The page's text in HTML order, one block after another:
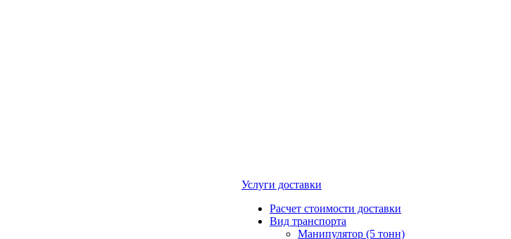
Услуги доставки
Расчет стоимости доставки
Вид транспорта
Манипулятор (5 тонн)